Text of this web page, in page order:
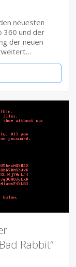
neuesten
360 und der
der neuen
Rabbit”